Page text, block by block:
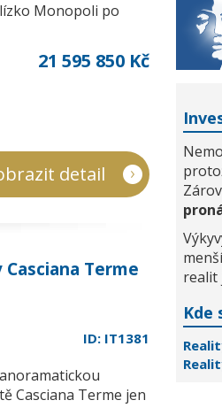
Monopoli po
21 595 850 Kč
detail
Terme
ID: IT1381
Casciana Terme jen
realit
Kde